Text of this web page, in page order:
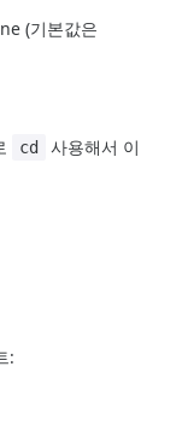
cd
사용해서 이
: